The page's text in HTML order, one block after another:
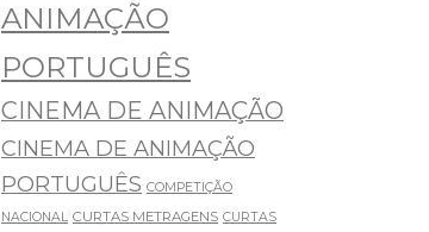
ANIMAÇÃO
PORTUGUÊS
CINEMA DE ANIMAÇÃO
CINEMA DE ANIMAÇÃO
PORTUGUÊS COMPETIÇÃO
NACIONAL CURTAS METRAGENS CURTAS